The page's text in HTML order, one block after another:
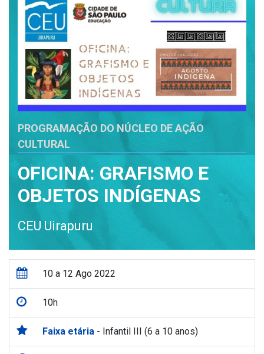
PROGRAMAÇÃO DO NÚCLEO DE AÇÃO
CULTURAL
OFICINA: GRAFISMO E
OBJETOS INDÍGENAS
CEU Uirapuru
10 a 12 Ago 2022
10h
Faixa etária - Infantil III (6 a 10 anos)